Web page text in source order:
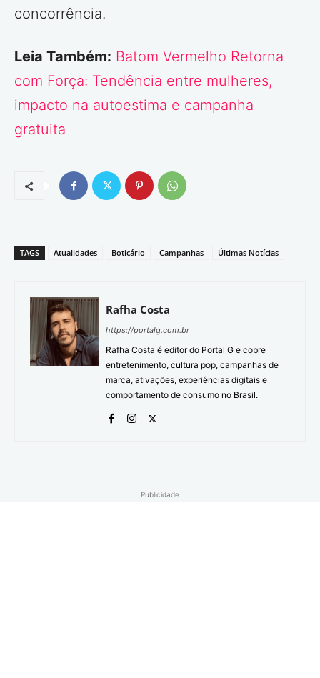
concorrência.
Leia Também: Batom Vermelho Retorna
com Força: Tendência entre mulheres,
impacto na autoestima e campanha
gratuita
TAGS Atualidades Boticário Campanhas Últimas Notícias
Rafha Costa
https://portalg.com.br
Rafha Costa é editor do Portal G e cobre
entretenimento, cultura pop, campanhas de
marca, ativações, experiências digitais e
comportamento de consumo no Brasil.
Publicidade